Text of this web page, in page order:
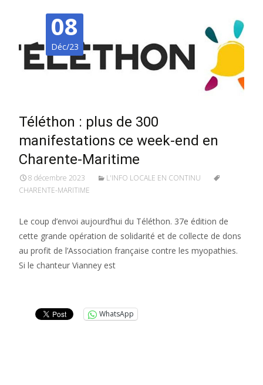
08
Déc/23
Téléthon : plus de 300
manifestations ce week-end en
Charente-Maritime
8 décembre 2023
L'INFO LOCALE EN CONTINU
CHARENTE-MARITIME
Le coup d’envoi aujourd’hui du Téléthon. 37e édition de
cette grande opération de solidarité et de collecte de dons
au profit de l’Association française contre les myopathies.
Si le chanteur Vianney est
WhatsApp